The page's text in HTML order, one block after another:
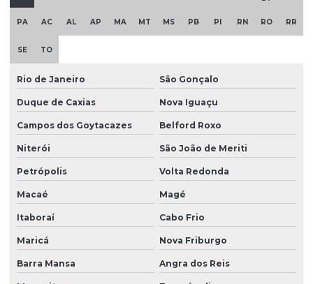
PA AC AL AP MA MT MS PB PI RN RO RR
SE TO
Rio de Janeiro São Gonçalo
Duque de Caxias Nova Iguaçu
Campos dos Goytacazes Belford Roxo
Niterói São João de Meriti
Petrópolis Volta Redonda
Macaé Magé
Itaboraí Cabo Frio
Maricá Nova Friburgo
Barra Mansa Angra dos Reis